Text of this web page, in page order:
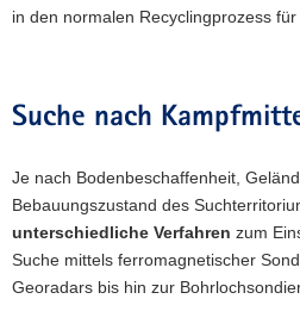
in den normalen Recyclingprozess
Suche nach
Je nach Bodenbeschaffenheit,
Bebauungszustand des
unterschiedliche Verfahren zum
Suche mittels ferromagnetischer
Georadars bis hin zur